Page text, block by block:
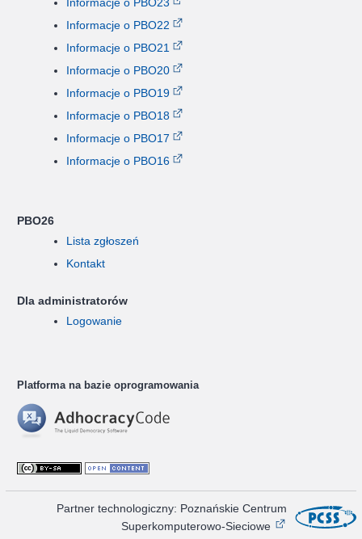
Informacje o PBO22
Informacje o PBO21
Informacje o PBO20
Informacje o PBO19
Informacje o PBO18
Informacje o PBO17
Informacje o PBO16
PBO26
Lista zgłoszeń
Kontakt
Dla administratorów
Logowanie
Platforma na bazie oprogramowania
Partner technologiczny: Poznańskie Centrum
Superkomputerowo-Sieciowe